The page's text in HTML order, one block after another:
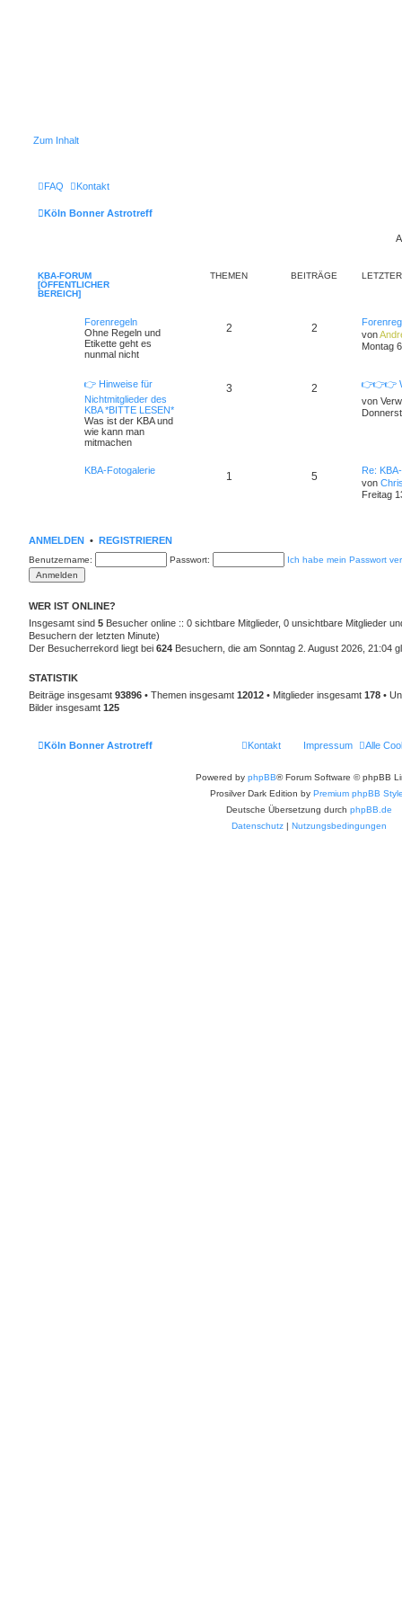
Zum Inhalt
FAQ Kontakt
Köln Bonner Astrotreff
KBA-FORUM
[ÖFFENTLICHER
BEREICH]
THEMEN BEITRÄGE
Forenregeln
Ohne Regeln und
Etikette geht es
nunmal nicht
2 2
von
Montag
👉 Hinweise für
Nichtmitglieder des
KBA *BITTE LESEN*
Was ist der KBA und
wie kann man
mitmachen
3 2
👉👉👉
von
KBA-Fotogalerie 1 5
Re:
von
Freitag
ANMELDEN • REGISTRIEREN
Benutzername: Passwort: Ich habe mein Passwort
WER IST ONLINE?
Insgesamt sind 5 Besucher online :: 0 sichtbare Mitglieder, 0 unsichtbare Mitglieder
Besuchern der letzten Minute)
Der Besucherrekord liegt bei 624 Besuchern, die am Sonntag 2. August 2026, 21:04
STATISTIK
Beiträge insgesamt 93896 • Themen insgesamt 12012 • Mitglieder insgesamt 178 •
Bilder insgesamt 125
Köln Bonner Astrotreff Alle
Impressum
Kontakt
Powered by phpBB® Forum Software © phpBB
Prosilver Dark Edition by Premium phpBB
Deutsche Übersetzung durch phpBB.de
Datenschutz | Nutzungsbedingungen